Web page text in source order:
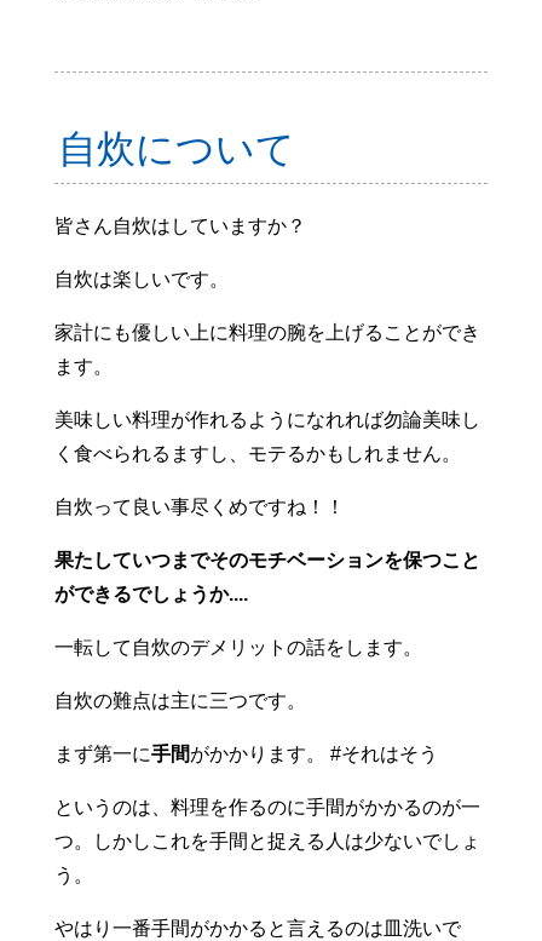
自炊について
皆さん自炊はしていますか？
自炊は楽しいです。
家計にも優しい上に料理の腕を上げることができ
ます。
美味しい料理が作れるようになれれば勿論美味し
く食べられるますし、モテるかもしれません。
自炊って良い事尽くめですね！！
果たしていつまでそのモチベーションを保つこと
ができるでしょうか....
一転して自炊のデメリットの話をします。
自炊の難点は主に三つです。
まず第一に手間がかかります。 #それはそう
というのは、料理を作るのに手間がかかるのが一
つ。しかしこれを手間と捉える人は少ないでしょ
う。
やはり一番手間がかかると言えるのは皿洗いで